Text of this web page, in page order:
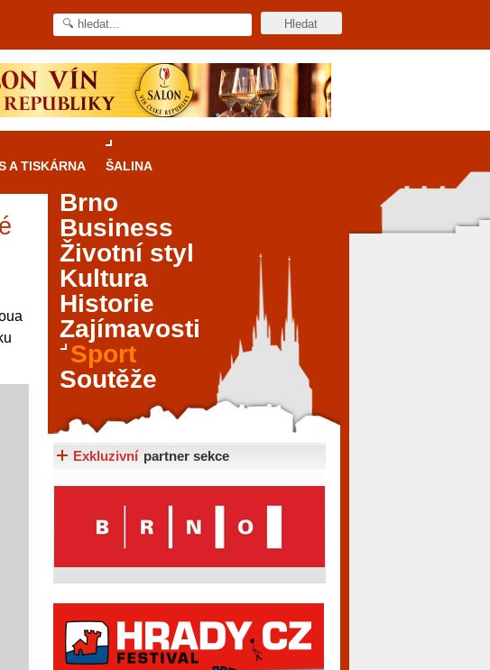
A TISKÁRNA ŠALINA
také
Brno
Business
Životní styl
Kultura
Historie
Zajímavosti
Sport
Soutěže
Exkluzivní partner sekce